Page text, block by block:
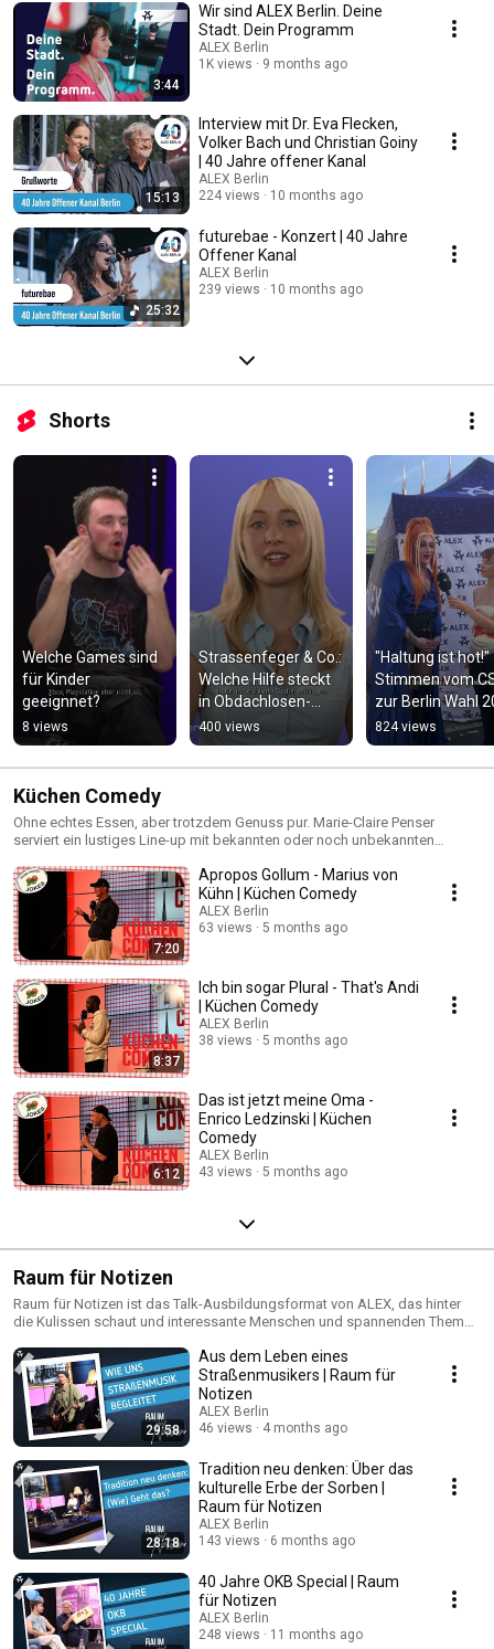
2025 gefeiert und gezeigt, was ALEX Berlin heute ist.
3:44
Wir sind ALEX Berlin. Deine
Stadt. Dein Programm
ALEX Berlin
1K views
9 months ago
15:13
Interview mit Dr. Eva Flecken,
Volker Bach und Christian Goiny
| 40 Jahre offener Kanal
ALEX Berlin
224 views
10 months ago
25:32
futurebae - Konzert | 40 Jahre
Offener Kanal
ALEX Berlin
239 views
10 months ago
Shorts
Welche Games sind
für Kinder
geeignnet?
8 views
Strassenfeger & Co.:
Welche Hilfe steckt
in Obdachlosen-
Magazinen?
400 views
"Haltung ist hot!"
Stimmen vom
zur Berlin Wahl
824 views
Küchen Comedy
Ohne echtes Essen, aber trotzdem Genuss pur. Marie-Claire Penser
serviert ein lustiges Line-up mit bekannten oder noch unbekannten
bei Küchen Comedy, der Stand-up Show bei ALEX Berlin.
7:20
Apropos Gollum - Marius von
Kühn | Küchen Comedy
ALEX Berlin
63 views
5 months ago
8:37
Ich bin sogar Plural - That's Andi
| Küchen Comedy
ALEX Berlin
38 views
5 months ago
6:12
Das ist jetzt meine Oma -
Enrico Ledzinski | Küchen
Comedy
ALEX Berlin
43 views
5 months ago
Raum für Notizen
Raum für Notizen ist das Talk-Ausbildungsformat von ALEX, das hinter
die Kulissen schaut und interessante Menschen und spannenden Themen
Politiker:innen, Engagierte und andere Berliner Stadtmenschen aus dem
Nähkästchen.
29:58
Aus dem Leben eines
Straßenmusikers | Raum für
Notizen
ALEX Berlin
46 views
4 months ago
28:18
Tradition neu denken: Über das
kulturelle Erbe der Sorben |
Raum für Notizen
ALEX Berlin
143 views
6 months ago
40 Jahre OKB Special | Raum
für Notizen
ALEX Berlin
248 views
11 months ago